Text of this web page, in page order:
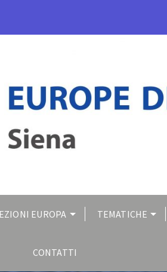
EUROPA TEMATICHE
CONTATTI